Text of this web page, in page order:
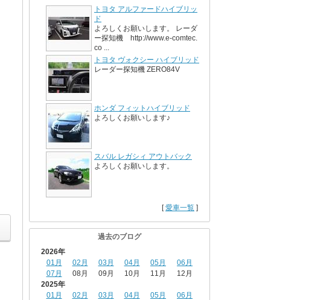
トヨタ アルファードハイブリッ
ド
よろしくお願いします。 レーダ
ー探知機 http://www.e-comtec.
co ...
トヨタ ヴォクシー ハイブリッド
レーダー探知機 ZERO84V
ホンダ フィットハイブリッド
よろしくお願いします♪
スバル レガシィ アウトバック
よろしくお願いします。
[愛車一覧 ]
過去のブログ
2026年
01月
02月 03月 04月 05月
06月
07月
08月 09月 10月 11月
12月
2025年
01月
02月 03月 04月 05月
06月